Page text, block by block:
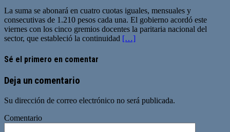
La suma se abonará en cuatro cuotas iguales, mensuales y
consecutivas de 1.210 pesos cada una. El gobierno acordó este
viernes con los cinco gremios docentes la paritaria nacional del
sector, que estableció la continuidad […]
Sé el primero en comentar
Deja un comentario
Su dirección de correo electrónico no será publicada.
Comentario